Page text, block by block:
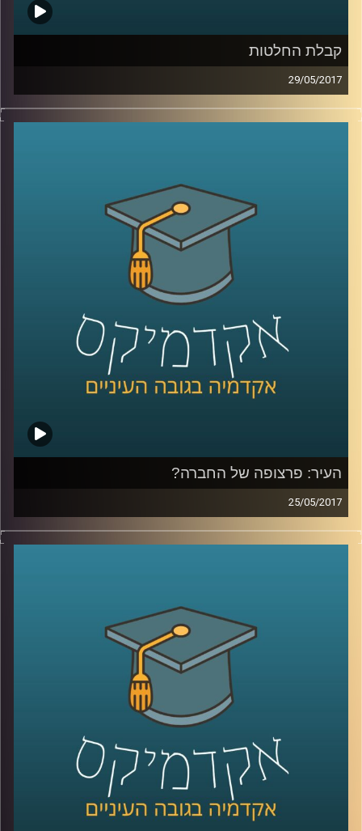
קבלת החלטות
29/05/2017
מה הקשר בין ליטוף נשי בכתף לכסף שלנו? ובין
מסבירה למה אנחנו כל כך שונאים להפסיד וגם
למה לאחר שתדעו את כל זה, ברגע האמת,
כנראה שהמניפולציה הבאה תצליח לעבוד
AudioVersity
העיר: פרצופה של החברה?
25/05/2017
האם פני העיר הם רק חזות ויזואלית או שמא
לחילופין לצמצם אותם? ד"ר נתי מרום מעניק
נקודת מבט חברתית אודות עולם התכנון העירוני
בין תל אביב למומבאיי. כמו כן, עם אילו סוגיות
עלינו להתמודד בהקשר זה בעודנו נמצאים
בעיצומו של תהליך העיור ההיסטורי, בו רוב בני
האדם על פני כדור הארץ גרים בערים ומגמה זו
רק הולכת וגדלה?
AudioVersity